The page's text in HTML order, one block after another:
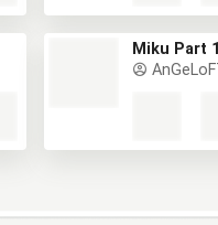
Miku Part 1